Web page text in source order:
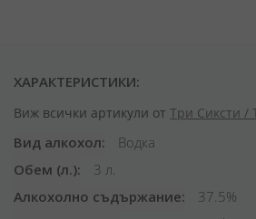
ХАРАКТЕРИСТИКИ:
Виж всички артикули от Три Сиксти /
Вид алкохол
Водка
Обем (л.)
3 л.
Алкохолно съдържание
37.5%